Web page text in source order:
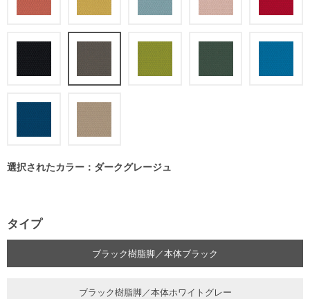
選択されたカラー：ダークグレージュ
タイプ
ブラック樹脂脚／本体ブラック
ブラック樹脂脚／本体ホワイトグレー